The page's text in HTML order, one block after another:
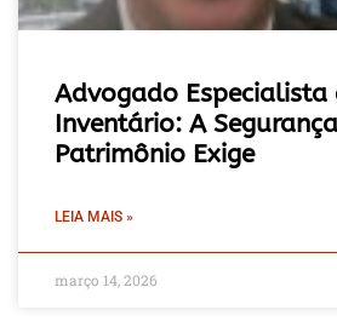
Advogado Especialista
Inventário: A
Patrimônio Exige
LEIA MAIS »
março 14, 2026